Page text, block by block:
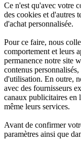
Ce n'est qu'avec votre
des cookies et d'autres
d'achat personnalisée.
Pour ce faire, nous
comportement et leurs
permanence notre site
contenus
d'utilisation. En outre,
avec des fournisseurs
canaux publicitaires en
même leurs services.
Avant de confirmer
paramètres ainsi que